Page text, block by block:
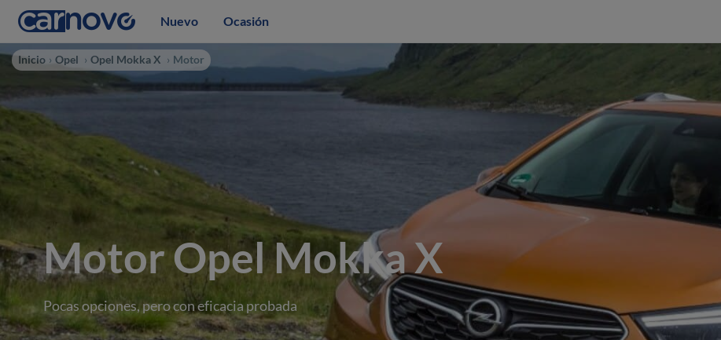
Nuevo Ocasión
Inicio Opel Opel Mokka X Motor
Motor Opel Mokka X
Pocas opciones, pero con eficacia probada